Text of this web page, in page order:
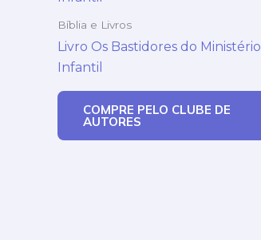
Bíblia e Livros
Livro Os Bastidores do Ministério
Infantil
COMPRE PELO CLUBE DE
AUTORES